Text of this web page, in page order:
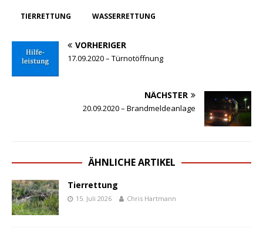
TIERRETTUNG WASSERRETTUNG
VORHERIGER
17.09.2020 – Türnotöffnung
NÄCHSTER
20.09.2020 – Brandmeldeanlage
ÄHNLICHE ARTIKEL
Tierrettung
15. Juli 2026 Chris Hartmann